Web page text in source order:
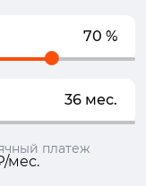
70 %
36 мес.
платеж
мес.